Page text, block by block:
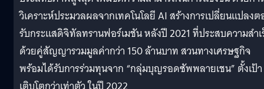
วิเคราะห์ประมวลผลจากเทคโนโลยี AI สร้างการเปลี่ยนแปลง
รับกระแสดิจิทัลทรานฟอร์เมชัน หลังปี 2021 ที่ประสบความสำ
ด้วยคู่สัญญารวมมูลค่ากว่า 150 ล้านบาท สวนทางเศรษฐกิจ
พร้อมได้รับการร่วมทุนจาก “กลุ่มบุญรอดซัพพลายเชน” ตั้งเป้า